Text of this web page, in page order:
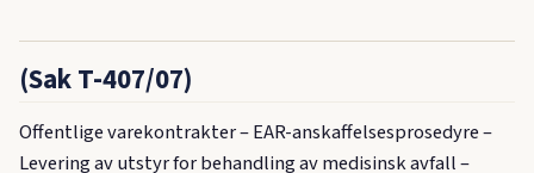
(Sak T-407/07)
Offentlige varekontrakter – EAR-anskaffelsesprosedyre –
Levering av utstyr for behandling av medisinsk avfall –